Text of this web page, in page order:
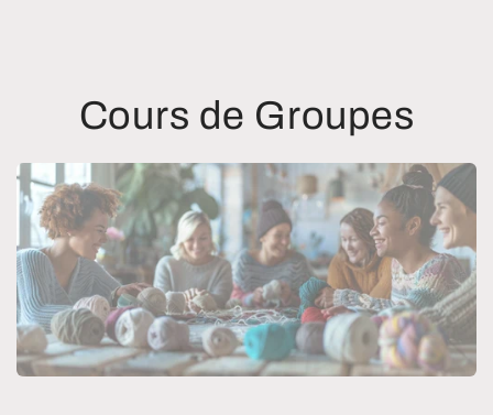
Cours de Groupes